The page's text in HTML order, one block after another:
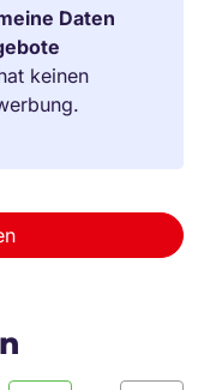
Daten
keinen